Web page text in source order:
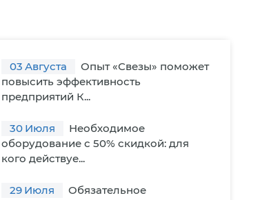
03 Августа
Опыт «Свезы» поможет
повысить эффективность
предприятий К...
30 Июля
Необходимое
оборудование с 50% скидкой: для
кого действуе...
29 Июля
Обязательное